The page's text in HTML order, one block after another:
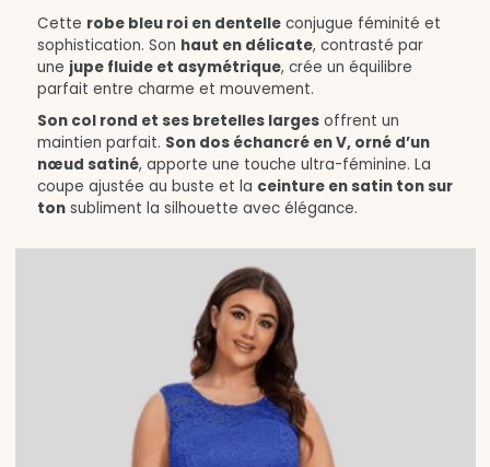
Cette robe bleu roi en dentelleconjugue féminité et
sophistication. Son haut en délicate, contrasté par
une jupe fluide et asymétrique, crée un équilibre
parfait entre charme et mouvement.
Son col rond et ses bretelles largesoffrent un
maintien parfait. Son dos échancré en V, orné d’un
nœud satiné, apporte une touche ultra-féminine. La
coupe ajustée au buste et la ceinture en satin ton sur
tonsubliment la silhouette avec élégance.